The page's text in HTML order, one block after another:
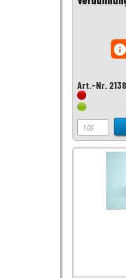
Art.-Nr.